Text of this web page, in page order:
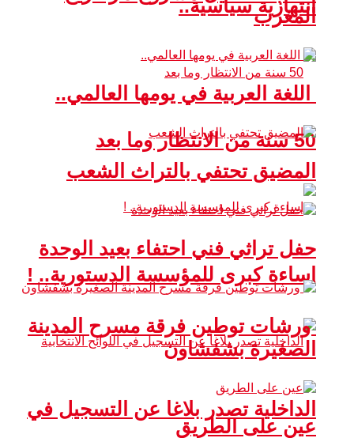
انتهازية سياسية..
50 سنة من الانتظار وما بعد
إساءة كبرى للمؤسسة الدستورية.. !
الداخلية تصدر بلاغا عن التسجيل في
المغرب
اللغة العربية في يومها العالمي..
المضيق تحتفي بالتراث الشعب
حفل تراثي فني احتفاء بعيد الوحدة
ورشات توطين فرقة مسرح المدينة
الصغيرة بشفشاون
عين على الطريق